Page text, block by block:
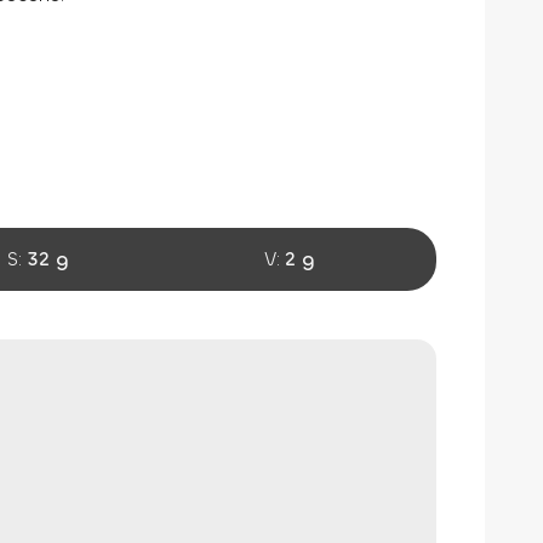
S: 32 g V: 2 g